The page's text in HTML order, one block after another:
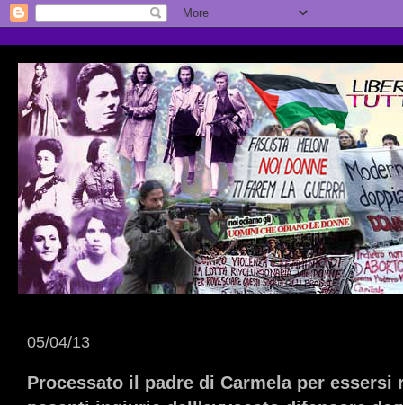
05/04/13
Processato il padre di Carmela per